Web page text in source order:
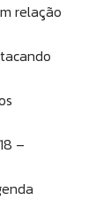
relação
–